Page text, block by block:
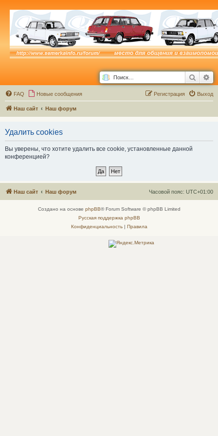
Поиск
FAQ Новые сообщения Выход
Регистрация
Наш сайт Наш форум
Удалить cookies
Вы уверены, что хотите удалить все cookie, установленные данной
конференцией?
Наш сайт Наш форум Часовой пояс: UTC+01:00
Создано на основе phpBB® Forum Software © phpBB Limited
Русская поддержка phpBB
Конфиденциальность| Правила